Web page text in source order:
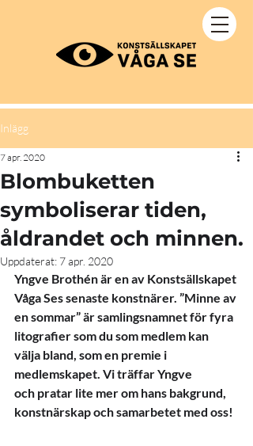
Inlägg
Blombuketten
symboliserar tiden,
åldrandet och minnen.
7 apr. 2020
Uppdaterat: 7 apr. 2020
Yngve Brothén är en av Konstsällskapet
Våga Ses senaste konstnärer. ”Minne av
en sommar” är samlingsnamnet för fyra
litografier som du som medlem kan
välja bland, som en premie i
medlemskapet. Vi träffar Yngve
och pratar lite mer om hans bakgrund,
konstnärskap och samarbetet med oss!